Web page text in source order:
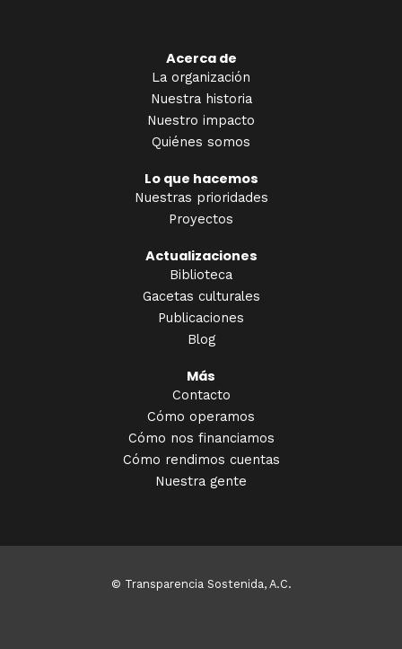
Acerca de
La organización
Nuestra historia
Nuestro impacto
Quiénes somos
Lo que hacemos
Nuestras prioridades
Proyectos
Actualizaciones
Biblioteca
Gacetas culturales
Publicaciones
Blog
Más
Contacto
Cómo operamos
Cómo nos financiamos
Cómo rendimos cuentas
Nuestra gente
© Transparencia Sostenida, A.C.